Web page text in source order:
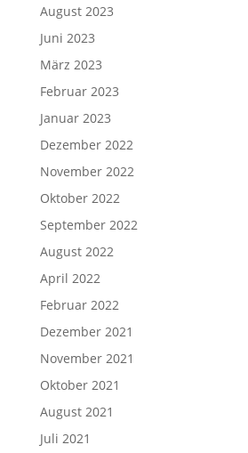
August 2023
Juni 2023
März 2023
Februar 2023
Januar 2023
Dezember 2022
November 2022
Oktober 2022
September 2022
August 2022
April 2022
Februar 2022
Dezember 2021
November 2021
Oktober 2021
August 2021
Juli 2021